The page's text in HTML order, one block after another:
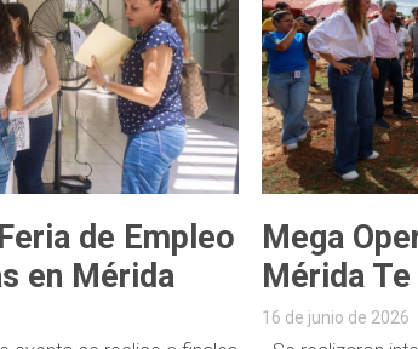
de Empleo
en Mérida
Mega
Mérida Te
16 de junio de 2026